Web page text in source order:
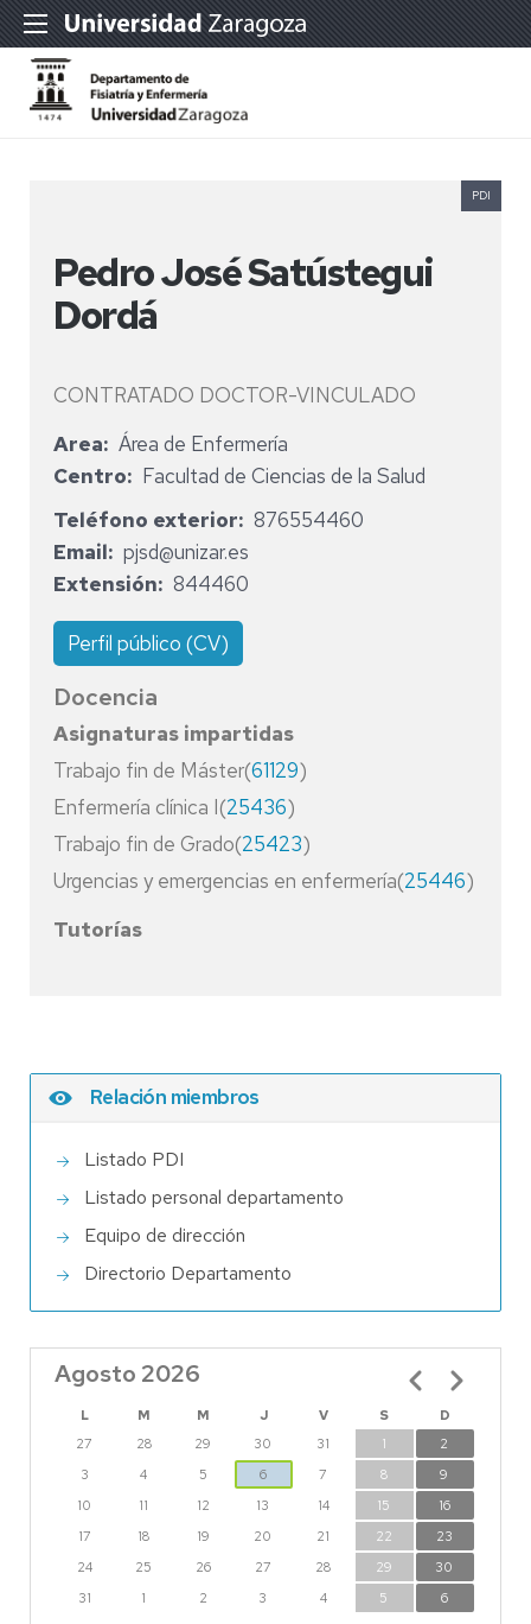
Pedro José Satústegui
Dordá
CONTRATADO DOCTOR-VINCULADO
PDI
Area
Área de Enfermería
Centro
Facultad de Ciencias de la Salud
Teléfono exterior
876554460
Email
pjsd@unizar.es
Extensión
844460
Perfil público (CV)
Docencia
Asignaturas impartidas
Trabajo fin de Máster(61129)
Enfermería clínica I(25436)
Trabajo fin de Grado(25423)
Urgencias y emergencias en enfermería(25446)
Tutorías
Relación miembros
Listado PDI
Listado personal departamento
Equipo de dirección
Directorio Departamento
Agosto 2026
L M M J V S
D
27
28 29 30 31 1
2
3
4 5 6 7 8
9
10
11 12 13 14 15
16
17
18 19 20 21 22
23
24
25 26 27 28 29
30
31
1 2 3 4 5 6
Paginación